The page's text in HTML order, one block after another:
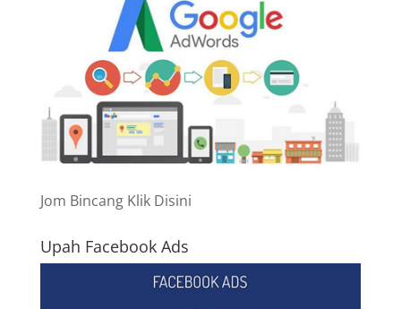
Jom Bincang Klik Disini
Upah Facebook Ads